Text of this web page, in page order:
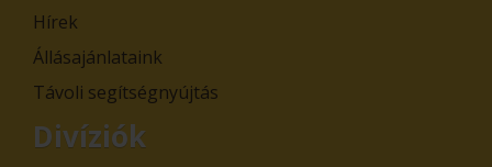
Hírek
Állásajánlataink
Távoli segítségnyújtás
Divíziók